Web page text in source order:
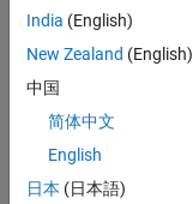
l’ensemble
des
opportunités
votre
région.
India (English)
New Zealand (English)
中国
简体中文
English
日本 (日本語)